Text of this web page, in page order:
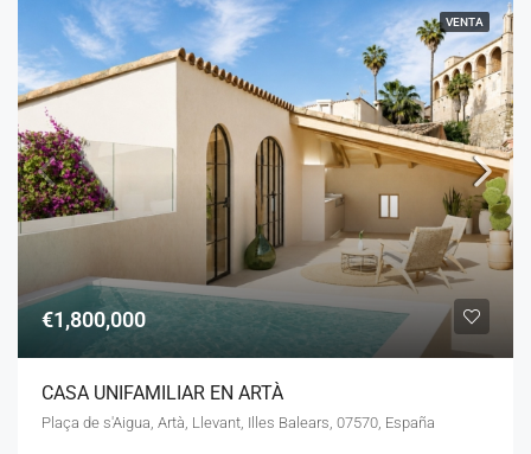
VENTA
€1,800,000
CASA UNIFAMILIAR EN ARTÀ
Plaça de s'Aigua, Artà, Llevant, Illes Balears, 07570, España